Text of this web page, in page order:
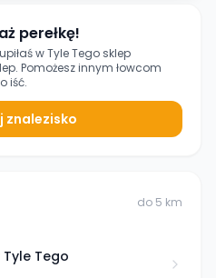
perełkę!
wTyle Tego sklep
Pomożesz innym łowcom
iść.
znalezisko
do 5 km
Tyle Tego